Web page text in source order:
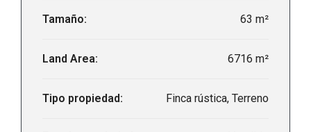
Tamaño: 63 m²
Land Area: 6716 m²
Tipo propiedad: Finca rústica, Terreno